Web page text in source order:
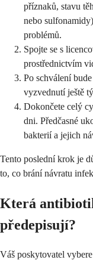
příznaků, stavu
nebo
problémů.
Spojte se s
prostřednictvím
Po schválení
vyzvednutí ještě
Dokončete celý
dni. Předčasné
bakterií a jejich
Tento poslední krok je
to, co brání návratu
Která
předepisují?
Váš poskytovatel